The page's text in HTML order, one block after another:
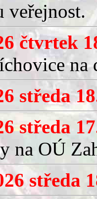
veřejnost.
čtvrtek
na
středa
středa
na OÚ
středa